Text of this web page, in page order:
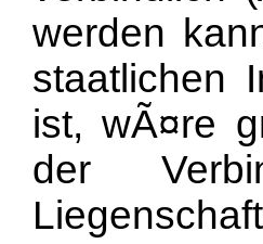
werden
staatlichen
ist, wÃ¤re
der